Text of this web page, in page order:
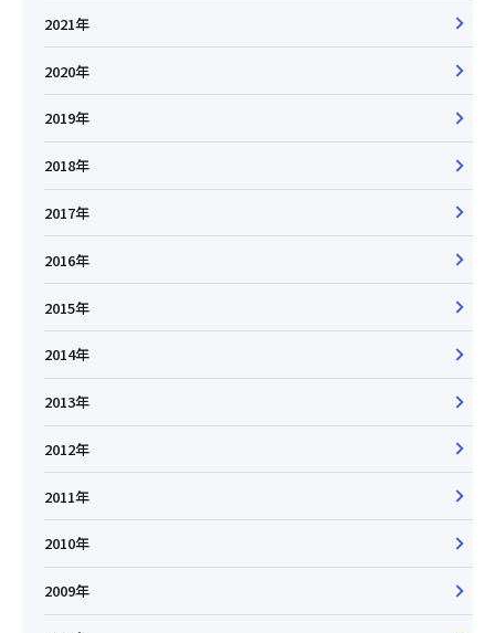
2021年
2020年
2019年
2018年
2017年
2016年
2015年
2014年
2013年
2012年
2011年
2010年
2009年